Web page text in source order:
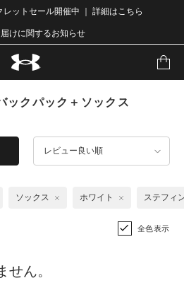
レットセール開催中 ｜ 詳細はこちら
けに関するお知らせ
ックパック＋ソックス
レビュー良い順
ソックス ホワイト ステフィ
全色表示
ん。